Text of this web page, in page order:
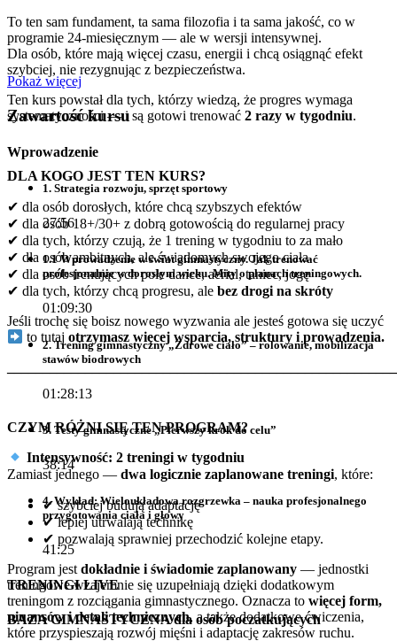
To ten sam fundament, ta sama filozofia i ta sama jakość, co w
programie 24-miesięcznym — ale w wersji intensywnej.
Dla osób, które mają więcej czasu, energii i chcą osiągnąć efekt
szybciej, nie rezygnując z bezpieczeństwa.
Ten kurs powstał dla tych, którzy wiedzą, że progres wymaga
systematyczności — i są gotowi trenować 2 razy w tygodniu.
DLA KOGO JEST TEN KURS?
✔ dla osób dorosłych, które chcą szybszych efektów
✔ dla osób 18+/30+ z dobrą gotowością do regularnej pracy
✔ dla tych, którzy czują, że 1 trening w tygodniu to za mało
✔ dla osób ambitnych, ale świadomych swojego ciała
✔ dla osób trenujących pole dance, aerial, taniec, jogę
✔ dla tych, którzy chcą progresu, ale bez drogi na skróty
Jeśli trochę się boisz nowego wyzwania ale jesteś gotowa się uczyć
to tutajotrzymasz więcej wsparcia, struktury i prowadzenia.
CZYM RÓŻNI SIĘ TEN PROGRAM?
Intensywność: 2 treningi w tygodniu
Zamiast jednego — dwa logicznie zaplanowane treningi, które:
✔szybciej budują adaptację
✔lepiej utrwalają technikę
✔ pozwalają sprawniej przechodzić kolejne etapy.
Program jest dokładnie i świadomie zaplanowany — jednostki
treningowe wzajemnie się uzupełniają dzięki dodatkowym
treningom z rozciągania gimnastycznego. Oznacza to więcej form,
niuansów i detali technicznych, a także dodatkowe ćwiczenia,
które przyspieszają rozwój mięśni i adaptację zakresów ruchu.
Pokaż więcej
Zawartość kursu
Wprowadzenie
1. Strategia rozwoju, sprzęt sportowy
27:56
1.1 Wprowadzenie w świat gimnastyczny. Jak trenować
profesjonalnie w dorosłym wieku. Mity o planach treningowych.
01:09:30
2. Trening gimnastyczny „Zdrowe ciało” – rolowanie, mobilizacja
stawów biodrowych
01:28:13
3. Testy gimnastyczne „Pierwszy krok do celu”
38:14
4. Wykład: Wieloukładowa rozgrzewka – nauka profesjonalnego
przygotowania ciała i głowy
41:25
TRENINGI LIVE
BAZA GIMNASTYCZNA dla osób poczatkujących